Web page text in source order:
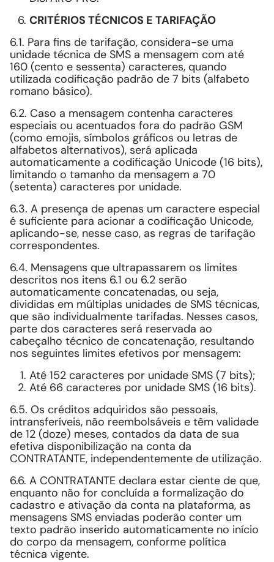
CRITÉRIOS TÉCNICOS E TARIFAÇÃO
6.1. Para fins de tarifação, considera-se uma
unidade técnica de SMS a mensagem com até
160 (cento e sessenta) caracteres, quando
utilizada codificação padrão de 7 bits (alfabeto
romano básico).
6.2. Caso a mensagem contenha caracteres
especiais ou acentuados fora do padrão GSM
(como emojis, símbolos gráficos ou letras de
alfabetos alternativos), será aplicada
automaticamente a codificação Unicode (16 bits),
limitando o tamanho da mensagem a 70
(setenta) caracteres por unidade.
6.3. A presença de apenas um caractere especial
é suficiente para acionar a codificação Unicode,
aplicando-se, nesse caso, as regras de tarifação
correspondentes.
6.4. Mensagens que ultrapassarem os limites
descritos nos itens 6.1 ou 6.2 serão
automaticamente concatenadas, ou seja,
divididas em múltiplas unidades de SMS técnicas,
que são individualmente tarifadas. Nesses casos,
parte dos caracteres será reservada ao
cabeçalho técnico de concatenação, resultando
nos seguintes limites efetivos por mensagem:
Até 152 caracteres por unidade SMS (7 bits);
Até 66 caracteres por unidade SMS (16 bits).
6.5. Os créditos adquiridos são pessoais,
intransferíveis, não reembolsáveis e têm validade
de 12 (doze) meses, contados da data de sua
efetiva disponibilização na conta da
CONTRATANTE, independentemente de utilização.
6.6. A CONTRATANTE declara estar ciente de que,
enquanto não for concluída a formalização do
cadastro e ativação da conta na plataforma, as
mensagens SMS enviadas poderão conter um
texto padrão inserido automaticamente no início
do corpo da mensagem, conforme política
técnica vigente.